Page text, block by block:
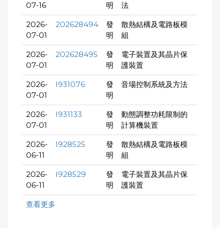
07-16
明
法
2026-
07-01
202628494
發
明
散熱結構及電路板模
組
2026-
07-01
202628495
發
明
電子裝置及其晶片保
護裝置
2026-
07-01
I931076
發
明
音場控制系統及方法
2026-
07-01
I931133
發
明
動態調整功耗限制的
計算機裝置
2026-
06-11
I928525
發
明
散熱結構及電路板模
組
2026-
06-11
I928529
發
明
電子裝置及其晶片保
護裝置
查看更多